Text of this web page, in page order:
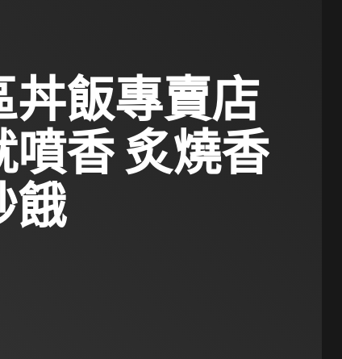
丼飯專賣店
噴香 炙燒香
餓